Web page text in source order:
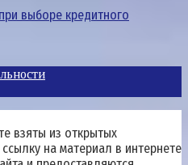
выборе кредитного
взяты из открытых
на материал в интернете